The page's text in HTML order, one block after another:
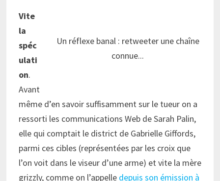
Un réflexe banal : retweeter une chaîne
connue...
Vite
la
spéc
ulati
on.
Avant
même d’en savoir suffisamment sur le tueur on a
ressorti les communications Web de Sarah Palin,
elle qui comptait le district de Gabrielle Giffords,
parmi ces cibles (représentées par les croix que
l’on voit dans le viseur d’une arme) et vite la mère
grizzly, comme on l’appelle depuis son émission à